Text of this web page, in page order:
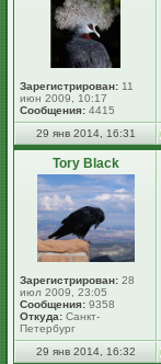
Зарегистрирован: 11
июн 2009, 10:17
Сообщения: 4415
29 янв 2014, 16:31
Tory Black
Зарегистрирован: 28
июл 2009, 23:05
Сообщения: 9358
Откуда: Санкт-
Петербург
29 янв 2014, 16:32